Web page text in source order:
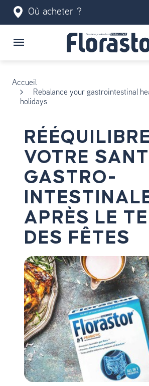
Où acheter ?
Accueil
Rebalance your gastrointestinal
holidays
VOTRE
GASTRO-
APRÈS LE
DES FÊTES